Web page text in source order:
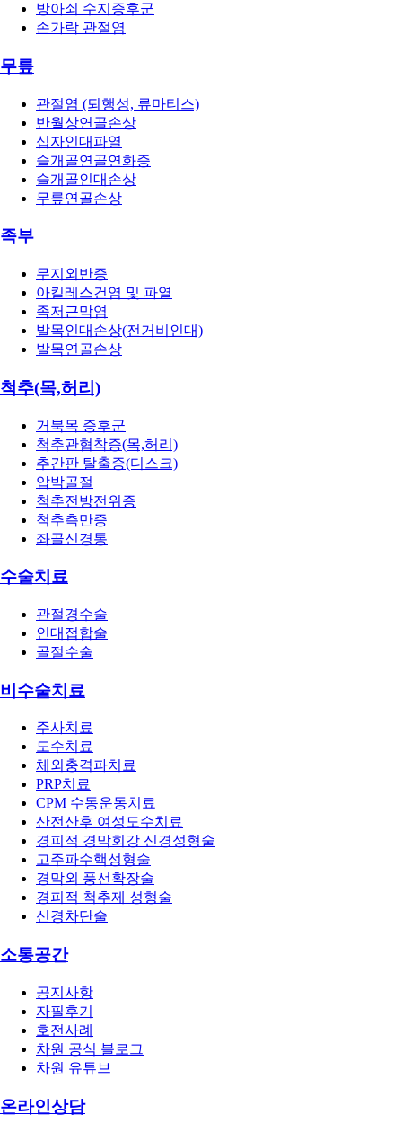
방아쇠 수지증후군
손가락 관절염
무릎
관절염 (퇴행성, 류마티스)
반월상연골손상
십자인대파열
슬개골연골연화증
슬개골인대손상
무릎연골손상
족부
무지외반증
아킬레스건염 및 파열
족저근막염
발목인대손상(전거비인대)
발목연골손상
척추(목,허리)
거북목 증후군
척추관협착증(목,허리)
추간판 탈출증(디스크)
압박골절
척추전방전위증
척추측만증
좌골신경통
수술치료
관절경수술
인대접합술
골절수술
비수술치료
주사치료
도수치료
체외충격파치료
PRP치료
CPM 수동운동치료
산전산후 여성도수치료
경피적 경막회강 신경성형술
고주파수핵성형술
경막외 풍선확장술
경피적 척추제 성형술
신경차단술
소통공간
공지사항
자필후기
호전사례
차원 공식 블로그
차원 유튜브
온라인상담